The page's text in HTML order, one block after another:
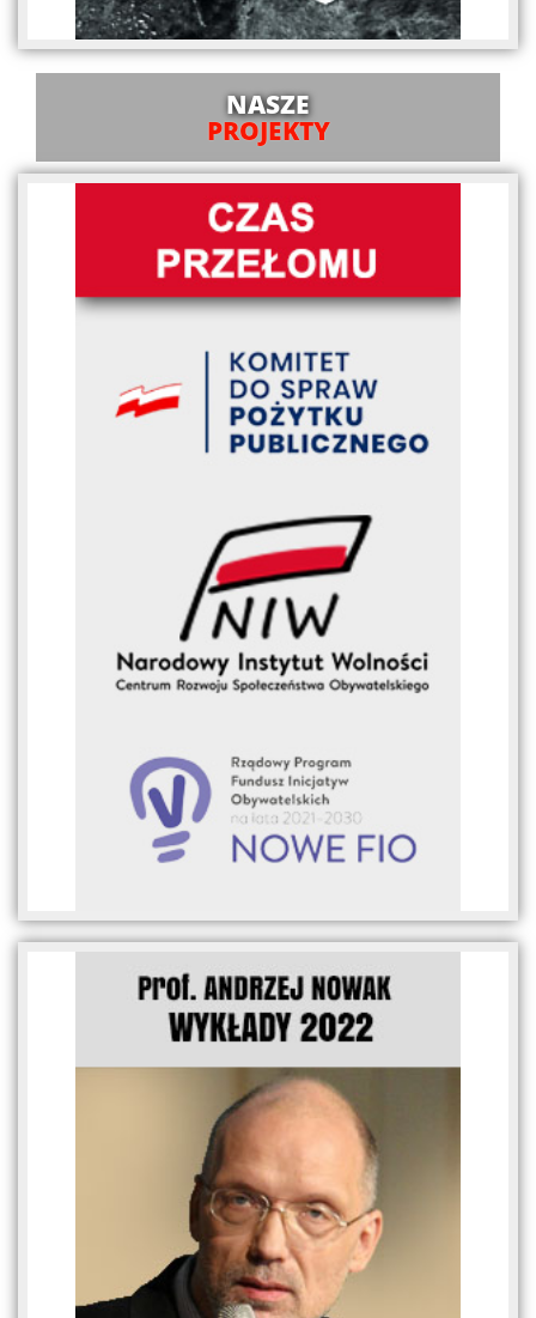
NASZE
PROJEKTY